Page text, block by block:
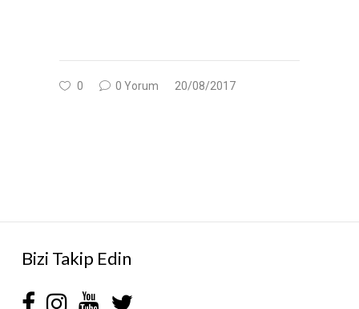
0 0 Yorum 20/08/2017
Bizi Takip Edin